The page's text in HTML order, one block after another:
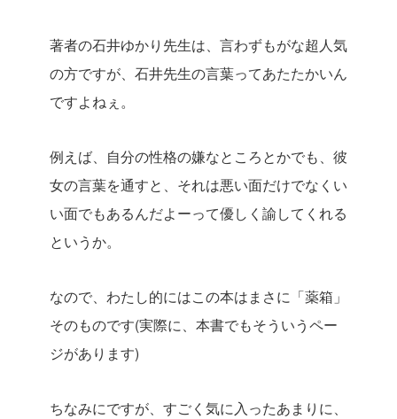
著者の石井ゆかり先生は、言わずもがな超人気
の方ですが、石井先生の言葉ってあたたかいん
ですよねぇ。
例えば、自分の性格の嫌なところとかでも、彼
女の言葉を通すと、それは悪い面だけでなくい
い面でもあるんだよーって優しく諭してくれる
というか。
なので、わたし的にはこの本はまさに「薬箱」
そのものです(実際に、本書でもそういうペー
ジがあります)
ちなみにですが、すごく気に入ったあまりに、